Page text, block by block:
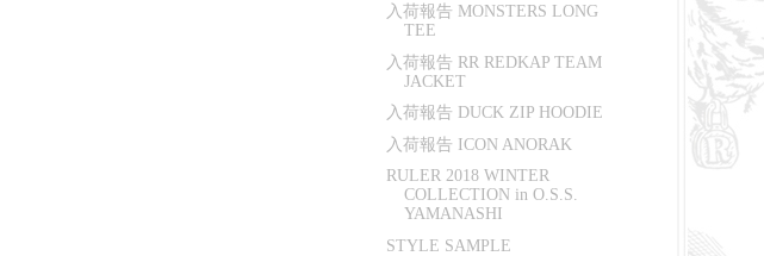
入荷報告 MONSTERS LONG
TEE
入荷報告 RR REDKAP TEAM
JACKET
入荷報告 DUCK ZIP HOODIE
入荷報告 ICON ANORAK
RULER 2018 WINTER
COLLECTION in O.S.S.
YAMANASHI
STYLE SAMPLE